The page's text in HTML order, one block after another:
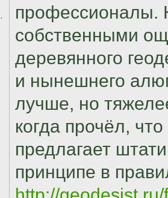
профессионалы.
собственными
деревянного
и нынешнего
лучше, но
когда прочёл,
предлагает
принципе в